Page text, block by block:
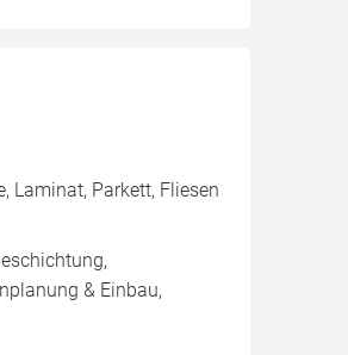
Laminat, Parkett, Fliesen
& Einbau,